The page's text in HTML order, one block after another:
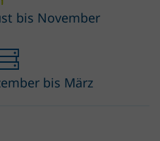
bis November
bis März